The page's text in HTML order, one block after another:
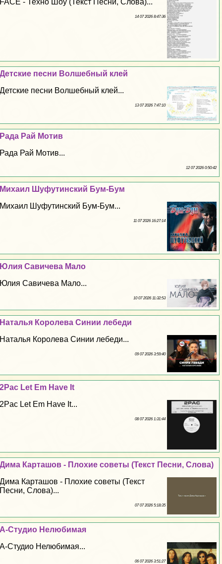
14 07 2026 8:47:36
Детские песни Волшебный клей
Детские песни Волшебный клей...
13 07 2026 7:47:10
Рада Рай Мотив
Рада Рай Мотив...
12 07 2026 0:50:42
Михаил Шуфутинский Бум-Бум
Михаил Шуфутинский Бум-Бум...
11 07 2026 16:27:14
Юлия Савичева Мало
Юлия Савичева Мало...
10 07 2026 11:32:53
Наталья Королева Синии лебеди
Наталья Королева Синии лебеди...
09 07 2026 3:59:40
2Pac Let Em Have It
2Pac Let Em Have It...
08 07 2026 1:31:44
Дима Карташов - Плохие советы (Текст Песни, Слова)
Дима Карташов - Плохие советы (Текст
Песни, Слова)...
07 07 2026 5:18:35
А-Студио Нелюбимая
А-Студио Нелюбимая...
06 07 2026 3:51:27